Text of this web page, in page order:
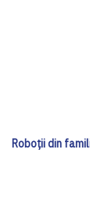
Roboții din